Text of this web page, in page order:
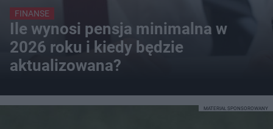
FINANSE
Ile wynosi pensja minimalna w
2026 roku i kiedy będzie
aktualizowana?
MATERIAŁ SPONSOROWANY